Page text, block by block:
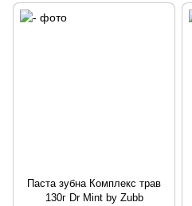
Паста зубна Комплекс трав
130г Dr Mint by Zubb